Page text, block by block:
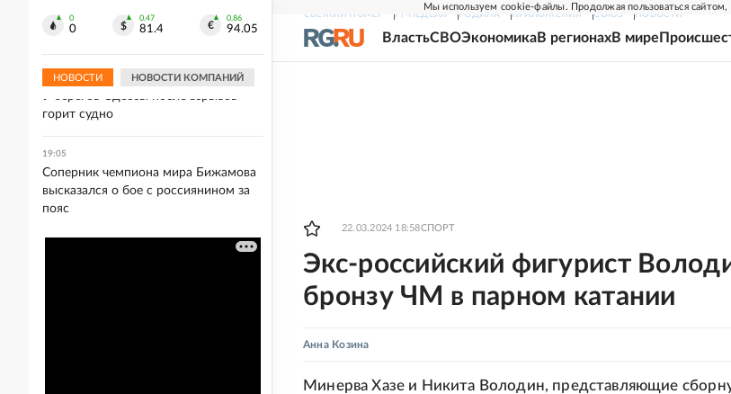
Мы используем cookie-файлы. Продолжая пользоваться сайтом,
СВЕЖИЙ НОМЕР РГ-НЕДЕЛЯ РОДИНА ПРИЛОЖЕНИЯ СОЮЗ НОВОСТИ
ВластьСВОЭкономикаВ регионахВ мире
22.03.2024 18:58СПОРТ
Экс-российский фигурист
бронзу ЧМ в парном катании
Анна Козина
Минерва Хазе и Никита Володин, представляющие
0
0
0.47
81.4
0.86
94.05
НОВОСТИ НОВОСТИ КОМПАНИЙ
В Вологде под суд пойдет женщина,
19:13
У берегов Одессы после взрывов
горит судно
19:05
Соперник чемпиона мира Бижамова
высказался о бое с россиянином за
пояс